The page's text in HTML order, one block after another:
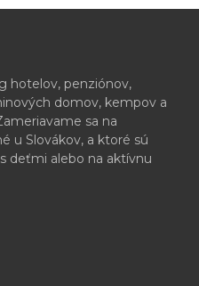
hotelov, penziónov,
domov, kempov a
sa na
u Slovákov, a ktoré sú
deťmi alebo na aktívnu